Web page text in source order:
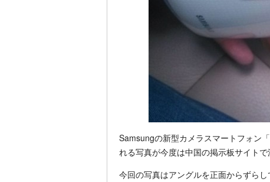
Samsungの新型カメラスマートフォン
れる写真が今度は中国の掲示板サイトで
今回の写真はアングルを正面からずら